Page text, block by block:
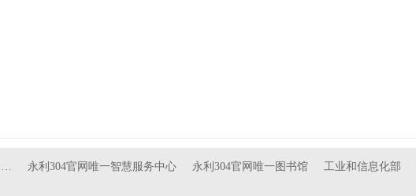
… 永利304官网唯一智慧服务中心 永利304官网唯一图书馆 工业和信息化部